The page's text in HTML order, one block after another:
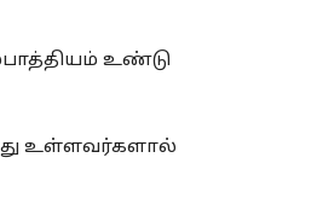
உண்டு
உள்ளவர்களால்